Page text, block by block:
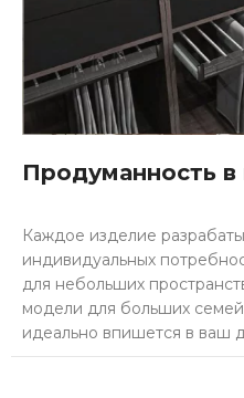
Продуманность
Каждое изделие
индивидуальных
для небольших
модели для больших
идеально впишется в ваш